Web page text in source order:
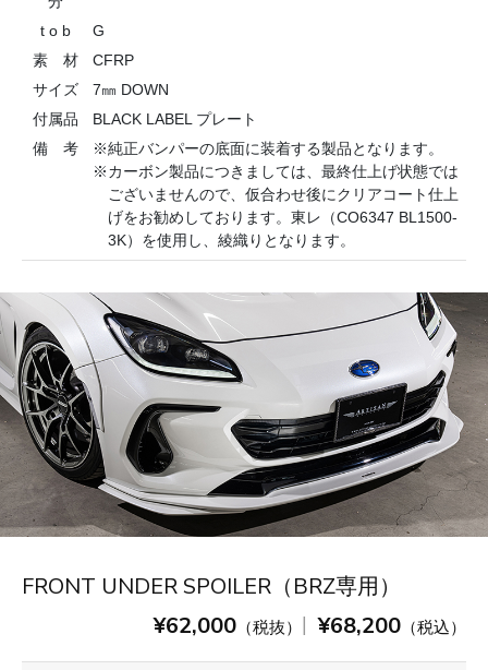
t o b
G
素 材
CFRP
サイズ
7㎜ DOWN
付属品
BLACK LABEL プレート
備 考
※純正バンパーの底面に装着する製品となります。
※カーボン製品につきましては、最終仕上げ状態では
ございませんので、仮合わせ後にクリアコート仕上
げをお勧めしております。東レ（CO6347 BL1500-
3K）を使用し、綾織りとなります。
FRONT UNDER SPOILER（BRZ専用）
¥62,000 （税抜） ¥68,200 （税込）